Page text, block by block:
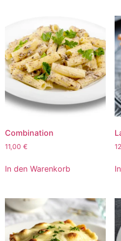
Combination
11,00 €
In den Warenkorb